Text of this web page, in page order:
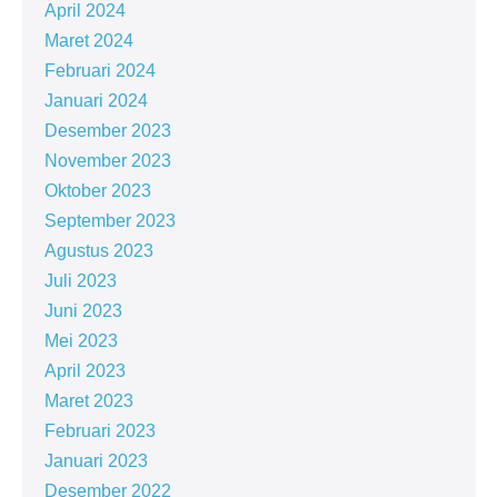
April 2024
Maret 2024
Februari 2024
Januari 2024
Desember 2023
November 2023
Oktober 2023
September 2023
Agustus 2023
Juli 2023
Juni 2023
Mei 2023
April 2023
Maret 2023
Februari 2023
Januari 2023
Desember 2022